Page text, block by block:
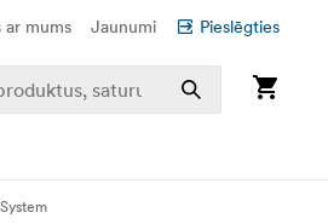
ar mums Jaunumi Pieslēgties